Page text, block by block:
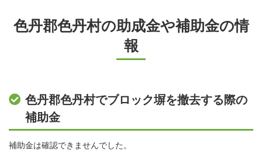
色丹郡色丹村の助成金や補助金の情
報
色丹郡色丹村でブロック塀を撤去する際の
補助金
補助金は確認できませんでした。